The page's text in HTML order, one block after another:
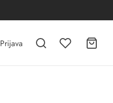
Prijava